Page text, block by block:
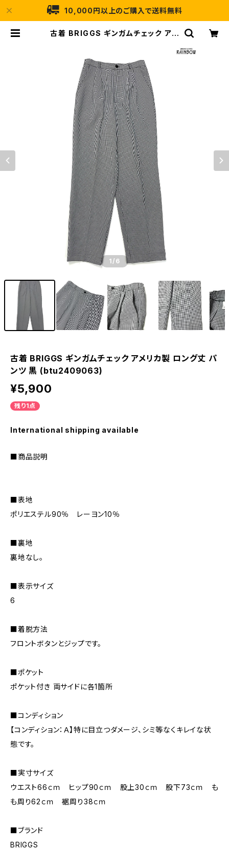
10,000円以上のご購入で送料無料
古着 BRIGGS ギンガムチェック アメ
1 /6
古着 BRIGGS ギンガムチェック アメリカ製 ロング丈 パ
ンツ 黒 (btu2409063)
¥5,900
残り1点
International shipping available
■商品説明
■表地
ポリエステル90％ レーヨン10％
■裏地
裏地なし。
■表示サイズ
6
■着脱方法
フロントボタンとジップです。
■ポケット
ポケット付き 両サイドに各1箇所
■コンディション
【コンディション：Ａ】特に目立つダメージ、シミ等なくキレイな状
態です。
■実寸サイズ
ウエスト66ｃｍ ヒップ90ｃｍ 股上30ｃｍ 股下73ｃｍ も
も周り62ｃｍ 裾周り38ｃｍ
■ブランド
BRIGGS